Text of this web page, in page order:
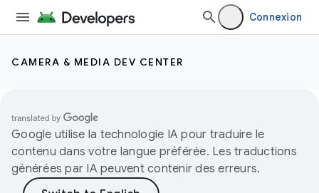
Connexion
CAMERA & MEDIA DEV CENTER
Google utilise la technologie IA pour traduire le
contenu dans votre langue préférée. Les traductions
générées par IA peuvent contenir des erreurs.